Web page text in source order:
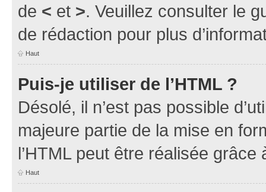
de < et >. Veuillez consulter le
de rédaction pour plus
Haut
Puis-je utiliser de l’HTML ?
Désolé, il n’est pas possible
majeure partie de la mise en
l’HTML peut être réalisée grâce
Haut